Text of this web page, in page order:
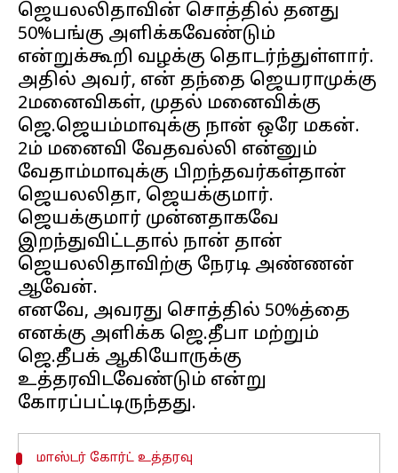
ஜெயலலிதாவின் சொத்தில் தனது
50%பங்கு அளிக்கவேண்டும்
என்றுக்கூறி வழக்கு தொடர்ந்துள்ளார்.
அதில் அவர், என் தந்தை ஜெயராமுக்கு
2மனைவிகள், முதல் மனைவிக்கு
ஜெ.ஜெயம்மாவுக்கு நான் ஒரே மகன்.
2ம் மனைவி வேதவல்லி என்னும்
வேதாம்மாவுக்கு பிறந்தவர்கள்தான்
ஜெயலலிதா, ஜெயக்குமார்.
ஜெயக்குமார் முன்னதாகவே
இறந்துவிட்டதால் நான் தான்
ஜெயலலிதாவிற்கு நேரடி அண்ணன்
ஆவேன்.
எனவே, அவரது சொத்தில் 50%த்தை
எனக்கு அளிக்க ஜெ.தீபா மற்றும்
ஜெ.தீபக் ஆகியோருக்கு
உத்தரவிடவேண்டும் என்று
மாஸ்டர் கோர்ட் உத்தரவு